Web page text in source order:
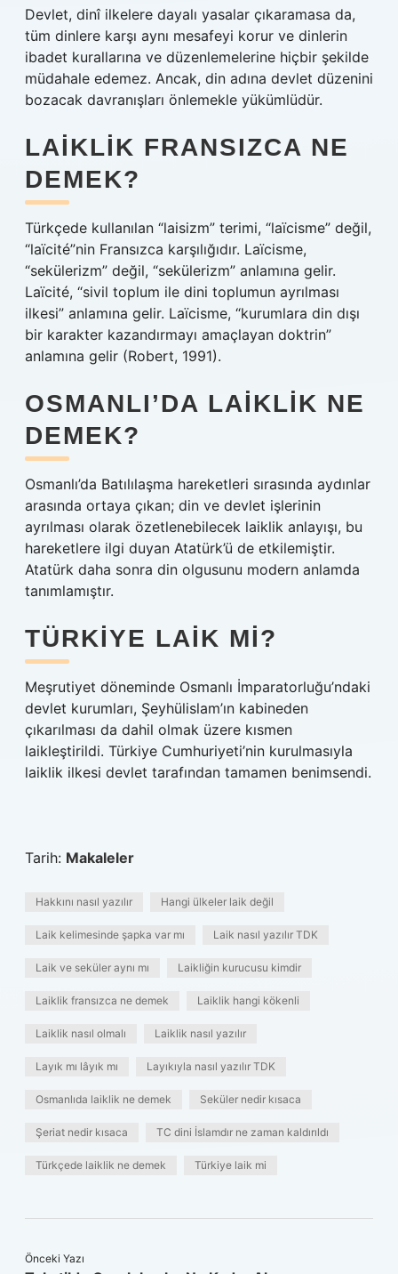
Devlet, dinî ilkelere dayalı yasalar çıkaramasa da,
tüm dinlere karşı aynı mesafeyi korur ve dinlerin
ibadet kurallarına ve düzenlemelerine hiçbir şekilde
müdahale edemez. Ancak, din adına devlet düzenini
bozacak davranışları önlemekle yükümlüdür.
LAIKLIK FRANSIZCA NE
DEMEK?
Türkçede kullanılan “laisizm” terimi, “laïcisme” değil,
“laïcité”nin Fransızca karşılığıdır. Laïcisme,
“sekülerizm” değil, “sekülerizm” anlamına gelir.
Laïcité, “sivil toplum ile dini toplumun ayrılması
ilkesi” anlamına gelir. Laïcisme, “kurumlara din dışı
bir karakter kazandırmayı amaçlayan doktrin”
anlamına gelir (Robert, 1991).
OSMANLI’DA LAIKLIK NE
DEMEK?
Osmanlı’da Batılılaşma hareketleri sırasında aydınlar
arasında ortaya çıkan; din ve devlet işlerinin
ayrılması olarak özetlenebilecek laiklik anlayışı, bu
hareketlere ilgi duyan Atatürk’ü de etkilemiştir.
Atatürk daha sonra din olgusunu modern anlamda
tanımlamıştır.
TÜRKIYE LAIK MI?
Meşrutiyet döneminde Osmanlı İmparatorluğu’ndaki
devlet kurumları, Şeyhülislam’ın kabineden
çıkarılması da dahil olmak üzere kısmen
laikleştirildi. Türkiye Cumhuriyeti’nin kurulmasıyla
laiklik ilkesi devlet tarafından tamamen benimsendi.
Tarih: Makaleler
Hakkını nasıl yazılır Hangi ülkeler laik değil
Laik kelimesinde şapka var mı Laik nasıl yazılır TDK
Laik ve seküler aynı mı Laikliğin kurucusu kimdir
Laiklik fransızca ne demek Laiklik hangi kökenli
Laiklik nasıl olmalı Laiklik nasıl yazılır
Layık mı lâyık mı Layıkıyla nasıl yazılır TDK
Osmanlıda laiklik ne demek Seküler nedir kısaca
Şeriat nedir kısaca TC dini İslamdır ne zaman kaldırıldı
Türkçede laiklik ne demek Türkiye laik mi
Önceki Yazı